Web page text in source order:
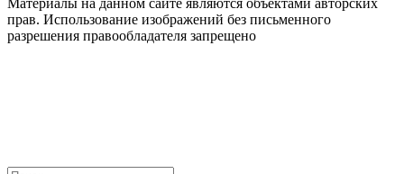
Материалы на данном сайте являются объектами авторских
прав. Использование изображений без письменного
разрешения правообладателя запрещено